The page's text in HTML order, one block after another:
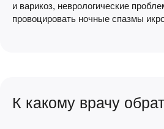
и варикоз, неврологические
провоцировать ночные спазмы
К какому врачу